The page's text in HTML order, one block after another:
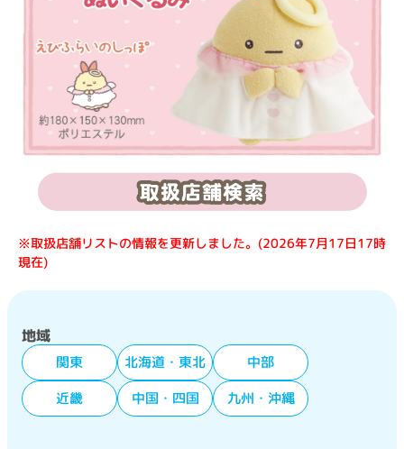
※取扱店舗リストの情報を更新しました。(2026年7月17日17時
現在)
地域
関東 北海道・東北
中部
近畿
中国・四国 九州・沖縄